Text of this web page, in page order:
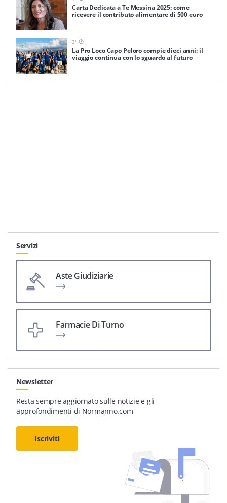
Carta Dedicata a Te Messina 2025: come
ricevere il contributo alimentare di 500 euro
3'
La Pro Loco Capo Peloro compie dieci anni: il
viaggio continua con lo sguardo al futuro
Servizi
Aste Giudiziarie
Farmacie Di Turno
Newsletter
Resta sempre aggiornato sulle notizie e gli
approfondimenti di Normanno.com
Iscriviti